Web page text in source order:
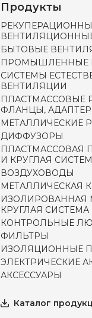
Продукты
БЫТОВЫЕ
ПРОМЫШЛЕННЫЕ
СИСТЕМЫ
ВЕНТИЛЯЦИИ
ПЛАСТМАССОВЫЕ
ФЛАНЦЫ,
МЕТАЛЛИЧЕСКИЕ
ДИФФУЗОРЫ
ПЛАСТМАССОВАЯ
И КРУГЛАЯ
ВОЗДУХОВОДЫ
МЕТАЛЛИЧЕСКАЯ
ИЗОЛИРОВАННАЯ
КРУГЛАЯ СИСТЕМА
КОНТРОЛЬНЫЕ
ФИЛЬТРЫ
ИЗОЛЯЦИОННЫЕ
ЭЛЕКТРИЧЕСКИЕ
АКСЕССУАРЫ
Каталог